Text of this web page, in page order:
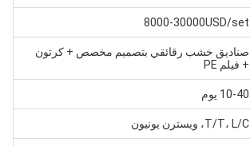
8000-30000USD/set
صناديق خشب رقائقي بتصميم مخصص + كرتون
+ فيلم PE
10-40 يوم
T/T، L/C، ويسترن يونيون